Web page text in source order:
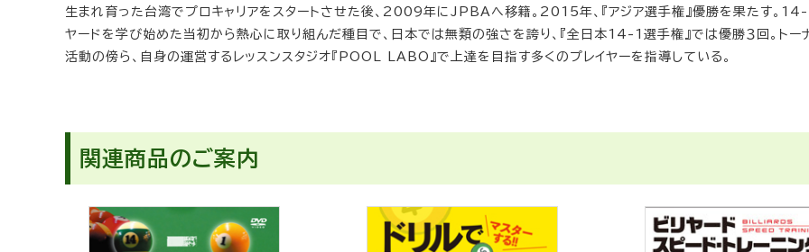
生まれ育った台湾でプロキャリアをスタートさせた後、2009年にJPBAへ移籍。2015年、『アジア選手権』優勝を果たす。
ヤードを学び始めた当初から熱心に取り組んだ種目で、日本では無類の強さを誇り、『全日本14-1選手権』では優勝３回。トー
活動の傍ら、自身の運営するレッスンスタジオ『POOL LABO』で上達を目指す多くのプレイヤーを指導している。
関連商品のご案内